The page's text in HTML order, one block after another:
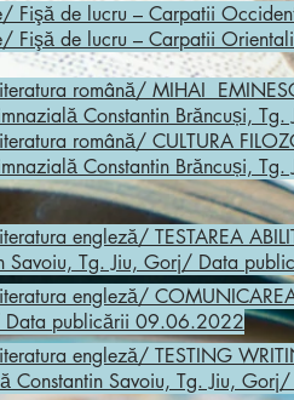
Fişă de lucru – Carpatii
Fişă de lucru – Carpatii
română/ MIHAI
Constantin Brăncuși,
română/ CULTURA
Constantin Brăncuși,
engleză/ TESTAREA
Savoiu, Tg. Jiu, Gorj/ Data
engleză/
Data publicării 09.06.2022
engleză/ TESTING
Constantin Savoiu, Tg. Jiu,